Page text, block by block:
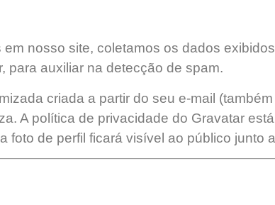
nosso site, coletamos os dados
para auxiliar na detecção de spam.
criada a partir do seu e-mail
A política de privacidade do Gravatar
foto de perfil ficará visível ao público junto